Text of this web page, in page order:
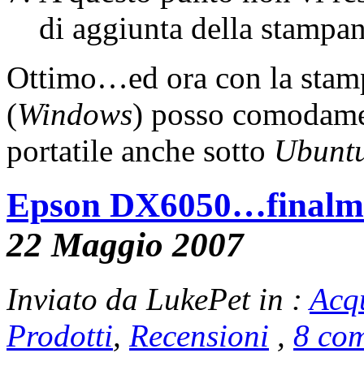
di aggiunta della
Ottimo…ed ora con la
(Windows) posso
portatile anche sotto
Epson
22 Maggio 2007
Inviato da LukePet in :
Prodotti, Recensioni , 8